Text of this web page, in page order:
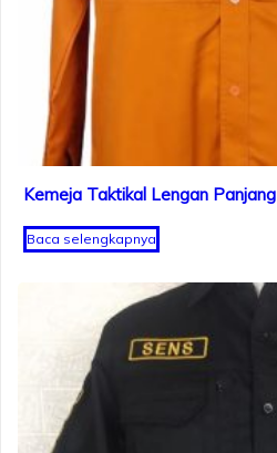
Kemeja Taktikal Lengan Panjang
Baca selengkapnya